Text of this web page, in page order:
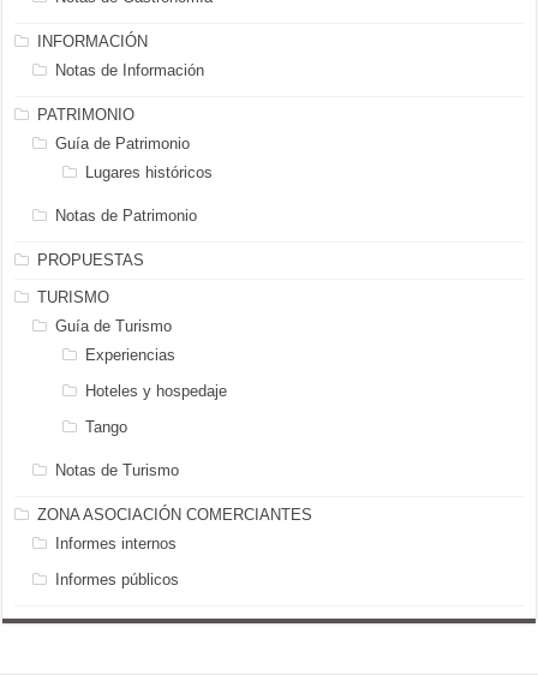
INFORMACIÓN
Notas de Información
PATRIMONIO
Guía de Patrimonio
Lugares históricos
Notas de Patrimonio
PROPUESTAS
TURISMO
Guía de Turismo
Experiencias
Hoteles y hospedaje
Tango
Notas de Turismo
ZONA ASOCIACIÓN COMERCIANTES
Informes internos
Informes públicos